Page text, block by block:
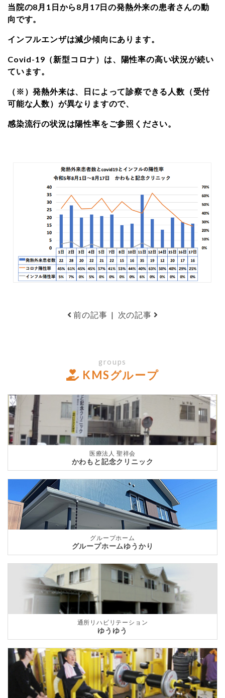
当院の8月1日から8月17日の発熱外来の患者さんの動
向です。
インフルエンザは減少傾向にあります。
Covid-19（新型コロナ）は、陽性率の高い状況が続い
ています。
（※）発熱外来は、日によって診察できる人数（受付
可能な人数）が異なりますので、
感染流行の状況は陽性率をご参照ください。
前の記事 | 次の記事
groups
KMSグループ
医療法人 聖祥会
かわもと記念クリニック
グループホーム
グループホームゆうかり
通所リハビリテーション
ゆうゆう